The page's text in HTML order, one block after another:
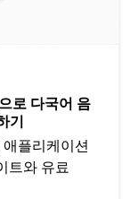
로 다국어 음
기
플리케이션
트와 유료